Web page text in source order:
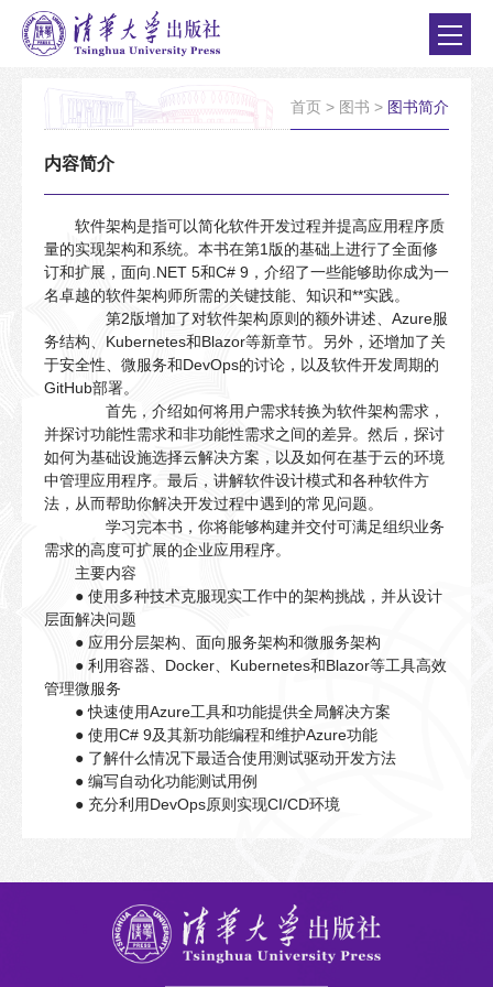
首页 > 图书 > 图书简介
内容简介
软件架构是指可以简化软件开发过程并提高应用程序质
量的实现架构和系统。本书在第1版的基础上进行了全面修
订和扩展，面向.NET 5和C# 9，介绍了一些能够助你成为一
名卓越的软件架构师所需的关键技能、知识和**实践。
第2版增加了对软件架构原则的额外讲述、Azure服
务结构、Kubernetes和Blazor等新章节。另外，还增加了关
于安全性、微服务和DevOps的讨论，以及软件开发周期的
GitHub部署。
首先，介绍如何将用户需求转换为软件架构需求，
并探讨功能性需求和非功能性需求之间的差异。然后，探讨
如何为基础设施选择云解决方案，以及如何在基于云的环境
中管理应用程序。最后，讲解软件设计模式和各种软件方
法，从而帮助你解决开发过程中遇到的常见问题。
学习完本书，你将能够构建并交付可满足组织业务
需求的高度可扩展的企业应用程序。
主要内容
● 使用多种技术克服现实工作中的架构挑战，并从设计
层面解决问题
● 应用分层架构、面向服务架构和微服务架构
● 利用容器、Docker、Kubernetes和Blazor等工具高效
管理微服务
● 快速使用Azure工具和功能提供全局解决方案
● 使用C# 9及其新功能编程和维护Azure功能
● 了解什么情况下最适合使用测试驱动开发方法
● 编写自动化功能测试用例
● 充分利用DevOps原则实现CI/CD环境